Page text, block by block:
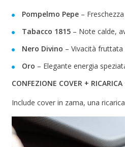
Pompelmo Pepe–
Tabacco 1815– Note calde,
Nero Divino – Vivacità
Oro – Elegante energia
CONFEZIONE COVER +
Include cover in zama, una